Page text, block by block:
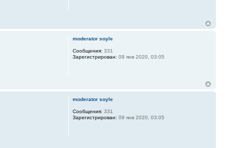
moderator soyle
Сообщения: 331
Зарегистрирован: 09 янв 2020, 03:05
moderator soyle
Сообщения: 331
Зарегистрирован: 09 янв 2020, 03:05